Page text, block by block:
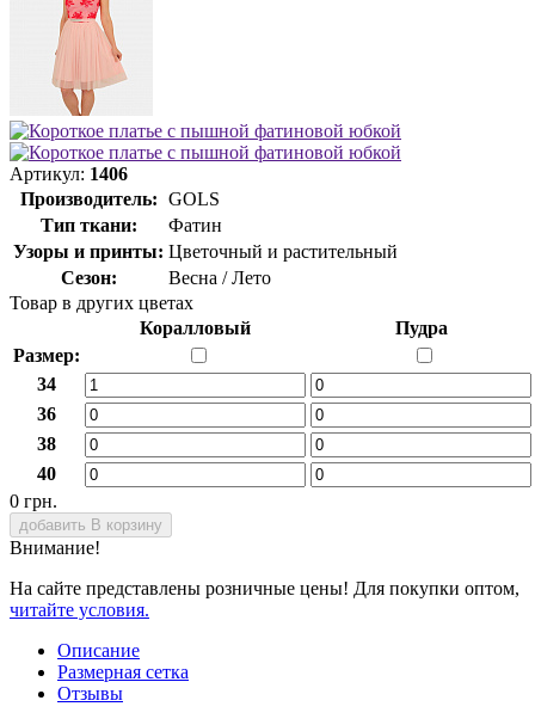
Артикул: 1406
Производитель: GOLS
Тип ткани:
Фатин
Узоры и принты: Цветочный и растительный
Сезон:
Весна / Лето
Товар в других цветах
Коралловый
Пудра
Размер:
34
36
38
40
0 грн.
добавить В корзину
Внимание!
На сайте представлены розничные цены! Для покупки оптом,
читайте условия.
Описание
Размерная сетка
Отзывы